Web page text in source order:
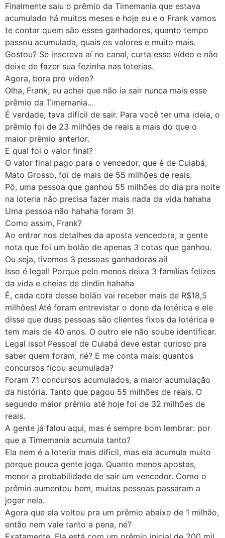
Finalmente saiu o prêmio da Timemania que estava
acumulado há muitos meses e hoje eu e o Frank vamos
te contar quem são esses ganhadores, quanto tempo
passou acumulada, quais os valores e muito mais.
Gostou? Se inscreva aí no canal, curta esse vídeo e não
deixe de fazer sua fezinha nas loterias.
Agora, bora pro vídeo?
Olha, Frank, eu achei que não ia sair nunca mais esse
prêmio da Timemania…
É verdade, tava difícil de sair. Para você ter uma ideia, o
prêmio foi de 23 milhões de reais a mais do que o
maior prêmio anterior.
E qual foi o valor final?
O valor final pago para o vencedor, que é de Cuiabá,
Mato Grosso, foi de mais de 55 milhões de reais.
Pô, uma pessoa que ganhou 55 milhões do dia pra noite
na loteria não precisa fazer mais nada da vida hahaha
Uma pessoa não hahaha foram 3!
Como assim, Frank?
Ao entrar nos detalhes da aposta vencedora, a gente
nota que foi um bolão de apenas 3 cotas que ganhou.
Ou seja, tivemos 3 pessoas ganhadoras aí!
Isso é legal! Porque pelo menos deixa 3 famílias felizes
da vida e cheias de dindin hahaha
É, cada cota desse bolão vai receber mais de R$18,5
milhões! Até foram entrevistar o dono da lotérica e ele
disse que duas pessoas são clientes fixos da lotérica e
tem mais de 40 anos. O outro ele não soube identificar.
Legal isso! Pessoal de Cuiabá deve estar curioso pra
saber quem foram, né? E me conta mais: quantos
concursos ficou acumulada?
Foram 71 concursos acumulados, a maior acumulação
da história. Tanto que pagou 55 milhões de reais. O
segundo maior prêmio até hoje foi de 32 milhões de
reais.
A gente já falou aqui, mas é sempre bom lembrar: por
que a Timemania acumula tanto?
Ela nem é a loteria mais difícil, mas ela acumula muito
porque pouca gente joga. Quanto menos apostas,
menor a probabilidade de sair um vencedor. Como o
prêmio aumentou bem, muitas pessoas passaram a
jogar nela.
Agora que ela voltou pra um prêmio abaixo de 1 milhão,
então nem vale tanto a pena, né?